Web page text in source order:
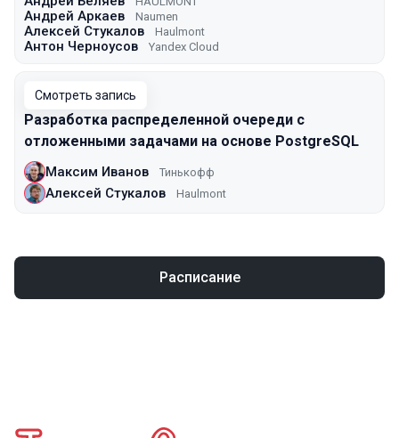
Андрей Аркаев Naumen
Алексей Стукалов Haulmont
Антон Черноусов Yandex Cloud
Смотреть запись
Разработка распределенной очереди с
отложенными задачами на основе PostgreSQL
Максим Иванов Тинькофф
Алексей Стукалов Haulmont
Расписание